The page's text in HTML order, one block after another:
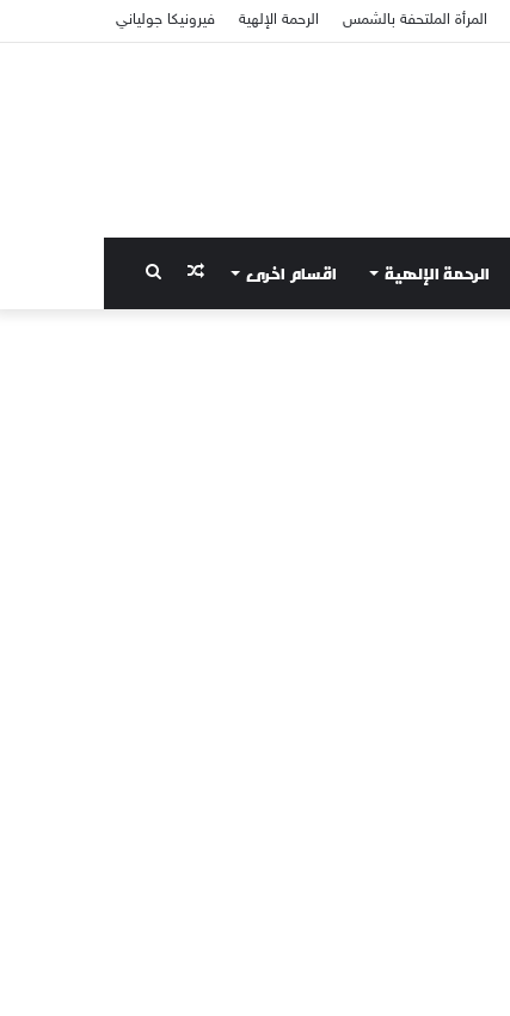
المرأة الملتحفة بالشمس الرحمة الإلهية فيرونيكا جولياني
الرحمة الإلهية اقسام اخرى بحث مقال